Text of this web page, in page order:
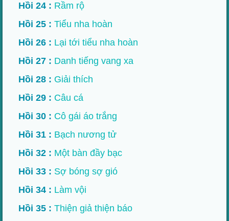
Hồi 24 : Rầm rộ
Hồi 25 : Tiểu nha hoàn
Hồi 26 : Lại tới tiểu nha hoàn
Hồi 27 : Danh tiếng vang xa
Hồi 28 : Giải thích
Hồi 29 : Câu cá
Hồi 30 : Cô gái áo trắng
Hồi 31 : Bạch nương tử
Hồi 32 : Một bàn đầy bạc
Hồi 33 : Sợ bóng sợ gió
Hồi 34 : Làm vội
Hồi 35 : Thiện giả thiện báo